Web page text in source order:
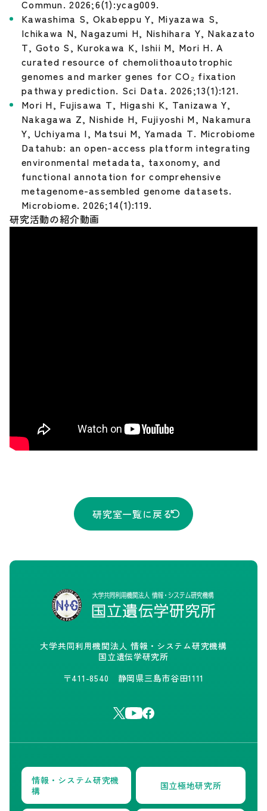
Commun. 2026;6(1):ycag009.
Kawashima S, Okabeppu Y, Miyazawa S,
Ichikawa N, Nagazumi H, Nishihara Y, Nakazato
T, Goto S, Kurokawa K, Ishii M, Mori H. A
curated resource of chemolithoautotrophic
genomes and marker genes for CO₂ fixation
pathway prediction. Sci Data. 2026;13(1):121.
Mori H, Fujisawa T, Higashi K, Tanizawa Y,
Nakagawa Z, Nishide H, Fujiyoshi M, Nakamura
Y, Uchiyama I, Matsui M, Yamada T. Microbiome
Datahub: an open-access platform integrating
environmental metadata, taxonomy, and
functional annotation for comprehensive
metagenome-assembled genome datasets.
Microbiome. 2026;14(1):119.
研究活動の紹介動画
研究室一覧に戻る
大学共同利用機関法人 情報・システム研究機構
国立遺伝学研究所
〒411-8540 静岡県三島市谷田1111
情報・システム研究機
構
国立極地研究所